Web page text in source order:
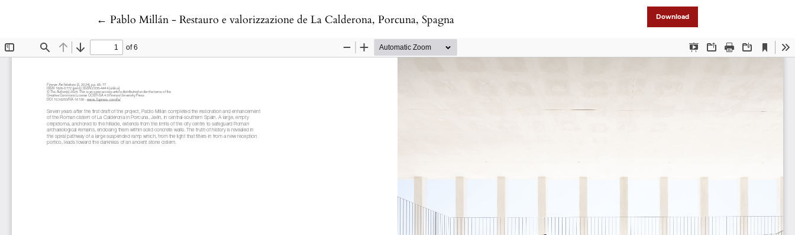
← Return to Article Details
Pablo Millán - Restauro e valorizzazione de La Calderona, Porcuna, Spagna Download